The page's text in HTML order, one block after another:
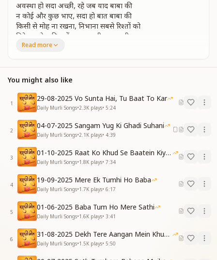
अवस्था हो सदा अच्छी, रहे जब याद बाबा की
न कोई और कुछ भाए, सदा हो बात बाबा की
किसी से मोह ना रखना, निभाना सबसे रिश्तों को
मिटे जब देह की यादें, न माया भी सता पाती
essence
Keep no attachment to anyone—yet fulfill all
relationships true
When body-consciousness is erased, Maya can’t
trouble you
सदा सेवा ही करने से, सफाई मन की हो जाती
कभी भी व्यर्थ की बातें, नहीं तुमको सता पाती
Through constant selfless service, the mind becomes
refined
Then wasteful thoughts and chatter can no longer
trouble your mind
विकारों से सदा खुद को, बचाकर जो निकलता है
सदा ही योग के बल से, वो जीवन में संभलता है
उसी के सामने कामी, भी पावन हो के चलता है
नज़र जाए जहां उसकी, वो तस्वीरें बदल जाती
Read more
You might also like
1
29-08-2025 Vo Sunta Hai, Tu Baat To Kar
Daily Murli Songs•2.3K plays• 5:24
2
04-07-2025 Sangam Yug Ki Ghadi Suhani
Daily Murli Songs•2.1K plays• 4:39
3
01-10-2025 Raat Ko Khud Se Baatein Kiya Kijiye
Daily Murli Songs•1.8K plays• 7:34
4
19-09-2025 Mere Ek Tumhi Ho Baba
Daily Murli Songs•1.7K plays• 6:17
5
01-06-2025 Baba Tum Ho Mere Sathi
Daily Murli Songs•1.6K plays• 3:41
6
31-08-2025 Dekh Tere Aangan Mein Khud Bhagwan
Daily Murli Songs•1.5K plays• 5:50